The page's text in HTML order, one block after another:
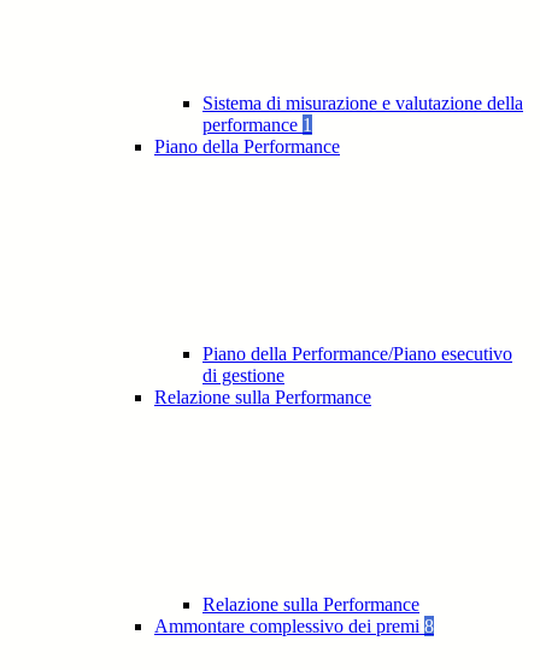
Sistema di misurazione e valutazione della
performance 1
Piano della Performance
Piano della Performance/Piano esecutivo
di gestione
Relazione sulla Performance
Relazione sulla Performance
Ammontare complessivo dei premi 8